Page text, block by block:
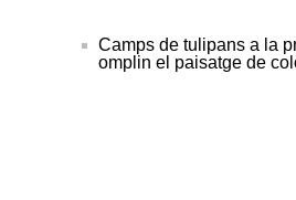
Camps de tulipans a la
omplin el paisatge de